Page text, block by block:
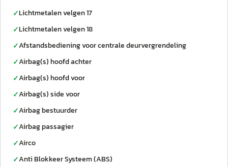
✓Lichtmetalen velgen 17
✓Lichtmetalen velgen 18
✓Afstandsbediening voor centrale deurvergrendeling
✓Airbag(s) hoofd achter
✓Airbag(s) hoofd voor
✓Airbag(s) side voor
✓Airbag bestuurder
✓Airbag passagier
✓Airco
✓Anti Blokkeer Systeem (ABS)